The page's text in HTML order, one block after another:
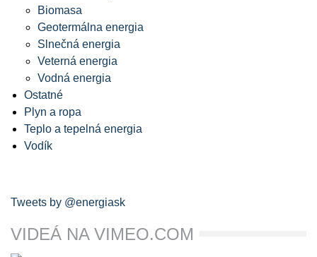
Biomasa
Geotermálna energia
Slnečná energia
Veterná energia
Vodná energia
Ostatné
Plyn a ropa
Teplo a tepelná energia
Vodík
Tweets by @energiask
VIDEÁ NA VIMEO.COM